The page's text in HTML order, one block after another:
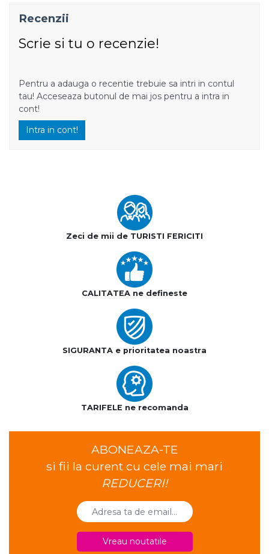
Recenzii
Scrie si tu o recenzie!
Pentru a adauga o recentie trebuie sa intri in contul
tau! Acceseaza butonul de mai jos pentru a intra in
cont!
Intra in cont!
Zeci de mii de TURISTI FERICITI
CALITATEA ne defineste
SIGURANTA e prioritatea noastra
TARIFELE ne recomanda
ABONEAZA-TE
si fii la curent cu cele mai mari
REDUCERI!
Vreau noutatile